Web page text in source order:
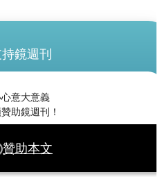
鏡週刊
意大意義
助鏡週刊！
贊助本文